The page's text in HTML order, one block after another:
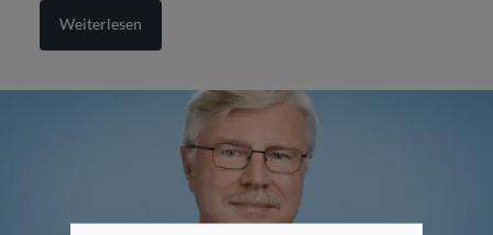
Weiterlesen